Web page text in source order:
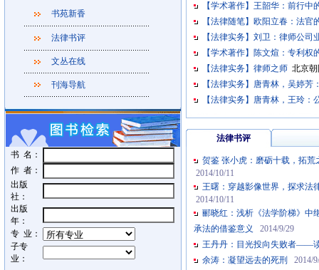
书苑新香
法律书评
文丛在线
刊海导航
书 名：
作 者：
出版
社：
出版
年：
专 业：
子专
业：
【学术著作】王韶华：前行
【法律随笔】欧阳立春：法
【法律实务】刘卫：律师公
【学术著作】陈文煊：专利
【法律实务】律师之师 北京
【法律实务】唐青林，吴婷
【法律实务】唐青林，王玲
法律书评
贺鉴 张小虎：磨砺十载，拓
2014/10/11
王曙：穿越影像世界，探求
2014/10/11
郦晓红：浅析《法学阶梯》
承法的借鉴意义
2014/9/29
王丹丹：目光投向失败者——
余涛：凝望远去的死刑
2014/